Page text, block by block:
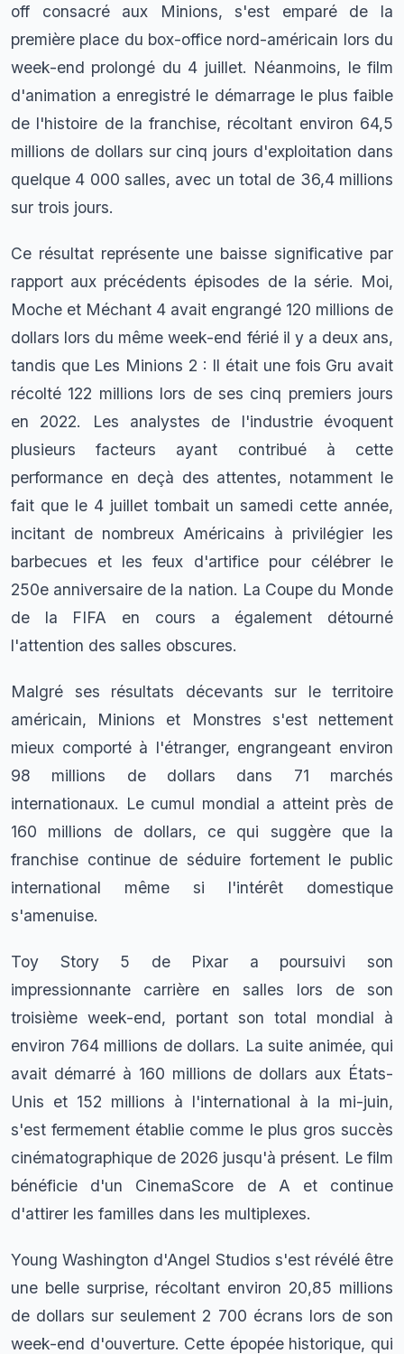
off consacré aux Minions, s'est emparé de la
première place du box-office nord-américain lors du
week-end prolongé du 4 juillet. Néanmoins, le film
d'animation a enregistré le démarrage le plus faible
de l'histoire de la franchise, récoltant environ 64,5
millions de dollars sur cinq jours d'exploitation dans
quelque 4 000 salles, avec un total de 36,4 millions
sur trois jours.
Ce résultat représente une baisse significative par
rapport aux précédents épisodes de la série. Moi,
Moche et Méchant 4 avait engrangé 120 millions de
dollars lors du même week-end férié il y a deux ans,
tandis que Les Minions 2 : Il était une fois Gru avait
récolté 122 millions lors de ses cinq premiers jours
en 2022. Les analystes de l'industrie évoquent
plusieurs facteurs ayant contribué à cette
performance en deçà des attentes, notamment le
fait que le 4 juillet tombait un samedi cette année,
incitant de nombreux Américains à privilégier les
barbecues et les feux d'artifice pour célébrer le
250e anniversaire de la nation. La Coupe du Monde
de la FIFA en cours a également détourné
l'attention des salles obscures.
Malgré ses résultats décevants sur le territoire
américain, Minions et Monstres s'est nettement
mieux comporté à l'étranger, engrangeant environ
98 millions de dollars dans 71 marchés
internationaux. Le cumul mondial a atteint près de
160 millions de dollars, ce qui suggère que la
franchise continue de séduire fortement le public
international même si l'intérêt domestique
s'amenuise.
Toy Story 5 de Pixar a poursuivi son
impressionnante carrière en salles lors de son
troisième week-end, portant son total mondial à
environ 764 millions de dollars. La suite animée, qui
avait démarré à 160 millions de dollars aux États-
Unis et 152 millions à l'international à la mi-juin,
s'est fermement établie comme le plus gros succès
cinématographique de 2026 jusqu'à présent. Le film
bénéficie d'un CinemaScore de A et continue
d'attirer les familles dans les multiplexes.
Young Washington d'Angel Studios s'est révélé être
une belle surprise, récoltant environ 20,85 millions
de dollars sur seulement 2 700 écrans lors de son
week-end d'ouverture. Cette épopée historique, qui